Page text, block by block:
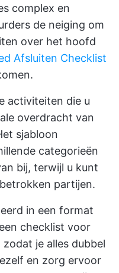
complex en
de neiging om
over het hoofd
Afsluiten Checklist
activiteiten die u
overdracht van
sjabloon
categorieën
bij, terwijl u kunt
partijen.
in een format
checklist voor
je alles dubbel
en zorg ervoor